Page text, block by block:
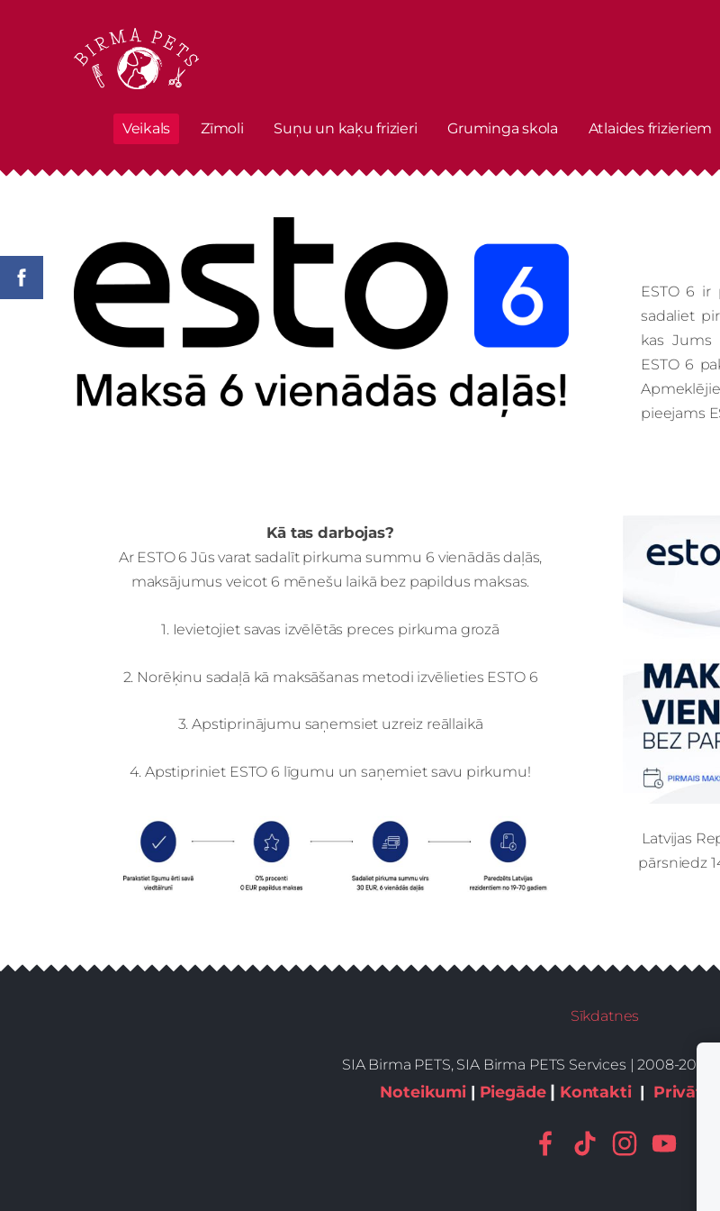
Veikals Zīmoli Suņu un kaķu frizieri Gruminga skola Atlaides frizieriem
ESTO 6 ir
sadaliet
kas Jums
ESTO 6
pieejams
Kā tas darbojas?
Ar ESTO 6 Jūs varat sadalīt pirkuma summu 6 vienādās daļās,
maksājumus veicot 6 mēnešu laikā bez papildus maksas.
1. Ievietojiet savas izvēlētās preces pirkuma grozā
2. Norēķinu sadaļā kā maksāšanas metodi izvēlieties ESTO 6
3. Apstiprinājumu saņemsiet uzreiz reāllaikā
4. Apstipriniet ESTO 6 līgumu un saņemiet savu pirkumu!
Latvijas
pārsniedz
Sīkdatnes
SIA Birma PETS, SIA Birma PETS Services | 2008-
Noteikumi | Piegāde | Kontakti|